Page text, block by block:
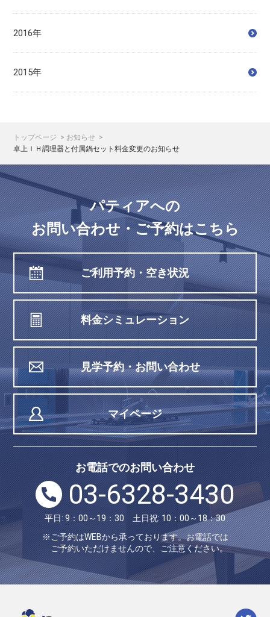
2016年
2015年
トップページ
お知らせ
卓上ＩＨ調理器と付属鍋セット料金変更のお知らせ
パティアへの
お問い合わせ・ご予約はこちら
ご利用予約・空き状況
料金シミュレーション
見学予約・お問い合わせ
マイページ
お電話でのお問い合わせ
03-6328-3430
平日: 9：00～19：30 土日祝: 10：00～18：30
※ご予約はWEBから承っております。お電話では
ご予約いただけませんので、ご注意ください。